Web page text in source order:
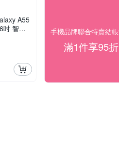
A55
吋 智慧
滿1件享95折